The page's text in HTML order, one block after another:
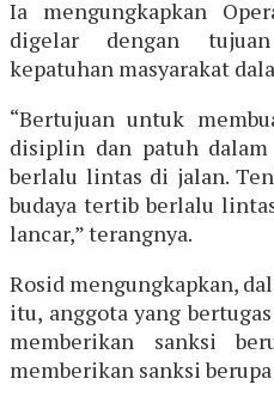
Ia mengungkapkan
digelar dengan
kepatuhan masyarakat
“Bertujuan untuk
disiplin dan patuh dalam
berlalu lintas di jalan.
budaya tertib berlalu
lancar,” terangnya.
Rosid mengungkapkan,
itu, anggota yang
memberikan sanksi
memberikan sanksi